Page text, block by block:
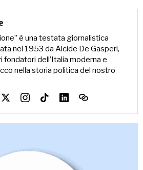
è una testata giornalistica
nel 1953 da Alcide De Gasperi,
fondatori dell’Italia moderna e
nella storia politica del nostro